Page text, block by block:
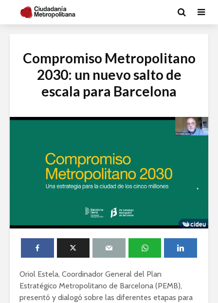
Compromiso Metropolitano
2030: un nuevo salto de
escala para Barcelona
Oriol Estela, Coordinador General del Plan
Estratégico Metropolitano de Barcelona (PEMB),
presentó y dialogó sobre las diferentes etapas para